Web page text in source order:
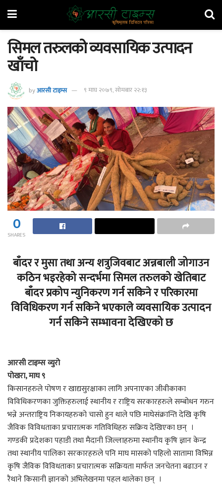
सिमल तरुलको व्यवसायिक उत्पादन
खाँचो
byआरसी टाइम्स ९ माघ २०७९, सोमबार २२:१३
0
SHARES
बाँदर र मुसा तथा अन्य शत्रुजिवबाट अन्नबाली जोगाउन
कठिन भइरहेको सन्दर्भमा सिमल तरुलको खेतिबाट
बाँदर प्रकोप न्युनिकरण गर्न सकिने र परिकारमा
विविधिकरण गर्न सकिने भएकाले व्यवसायिक उत्पादन
गर्न सकिने सम्भावना देखिएको छ
आरसी टाइम्स व्युरो
पोखरा, माघ ९
किसानहरुले पोषण र खाद्यसुरक्षाका लागि अपनाएका जीवीकाका
विविधिकरणका जुक्तिहरुलाई स्थानीय र राष्ट्रिय सरकारहरुले सम्बोधन गरुन
भन्ने अन्तराष्ट्रिय निकायहरुको चासो हुन थाले पछि माघेसंक्रान्ति देखि कृषि
जैविक विविधताका प्रचारात्मक गतिविधिहरु सक्रिय देखिएका छन् ।
गण्डकी प्रदेशका पहाडी तथा मैदानी जिल्लाहरुमा स्थानीय कृषि ज्ञान केन्द्र
तथा स्थानीय पालिका सरकारहरुले पनि माघ मासको पहिलो सातामा विभिन्न
कृषि जैविक विविधताका प्रचारात्मक सक्रियता मार्फत जनचेतना बढाउन र
रैथाने किसानी ज्ञानको अभिलेखनमा पहल थालेका छन् ।